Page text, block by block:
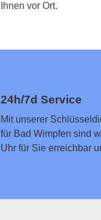
Ihnen vor Ort.
24h/7d Service
Mit unserer
für Bad Wimpfen sind
Uhr für Sie erreichbar